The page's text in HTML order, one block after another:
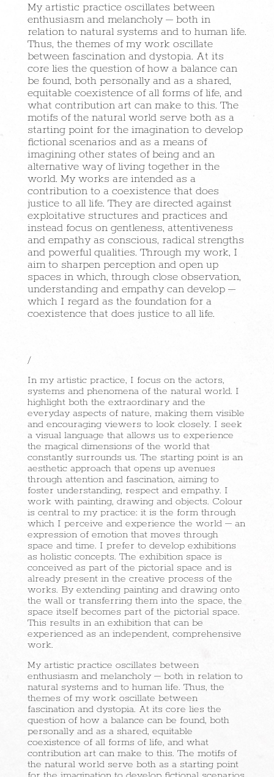
My artistic practice oscillates between
enthusiasm and melancholy – both in
relation to natural systems and to human life.
Thus, the themes of my work oscillate
between fascination and dystopia. At its
core lies the question of how a balance can
be found, both personally and as a shared,
equitable coexistence of all forms of life, and
what contribution art can make to this. The
motifs of the natural world serve both as a
starting point for the imagination to develop
fictional scenarios and as a means of
imagining other states of being and an
alternative way of living together in the
world. My works are intended as a
contribution to a coexistence that does
justice to all life. They are directed against
exploitative structures and practices and
instead focus on gentleness, attentiveness
and empathy as conscious, radical strengths
and powerful qualities. Through my work, I
aim to sharpen perception and open up
spaces in which, through close observation,
understanding and empathy can develop –
which I regard as the foundation for a
coexistence that does justice to all life.
/
In my artistic practice, I focus on the actors,
systems and phenomena of the natural world. I
highlight both the extraordinary and the
everyday aspects of nature, making them visible
and encouraging viewers to look closely. I seek
a visual language that allows us to experience
the magical dimensions of the world that
constantly surrounds us. The starting point is an
aesthetic approach that opens up avenues
through attention and fascination, aiming to
foster understanding, respect and empathy. I
work with painting, drawing and objects. Colour
is central to my practice: it is the form through
which I perceive and experience the world – an
expression of emotion that moves through
space and time. I prefer to develop exhibitions
as holistic concepts. The exhibition space is
conceived as part of the pictorial space and is
already present in the creative process of the
works. By extending painting and drawing onto
the wall or transferring them into the space, the
space itself becomes part of the pictorial space.
This results in an exhibition that can be
experienced as an independent, comprehensive
work.
My artistic practice oscillates between
enthusiasm and melancholy – both in relation to
natural systems and to human life. Thus, the
themes of my work oscillate between
fascination and dystopia. At its core lies the
question of how a balance can be found, both
personally and as a shared, equitable
coexistence of all forms of life, and what
contribution art can make to this. The motifs of
the natural world serve both as a starting point